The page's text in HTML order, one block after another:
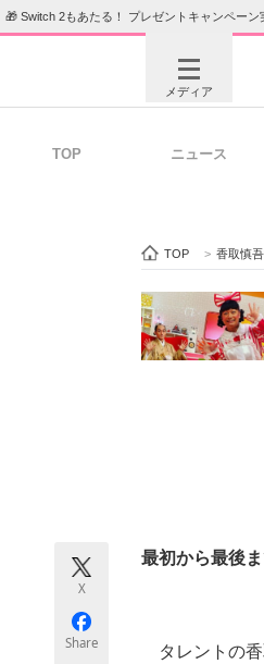
🎁 Switch 2もあたる！ プレゼントキャンペーン
メディア
ビジネスと
ITエンジニ
TOP ニュース
TOP > 香取慎
X
Share
最初から最後ま
タレントの香